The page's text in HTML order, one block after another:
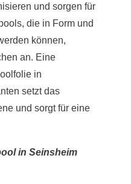
und sorgen für
die in Form und
können,
an. Eine
in
setzt das
und sorgt für eine
in Seinsheim